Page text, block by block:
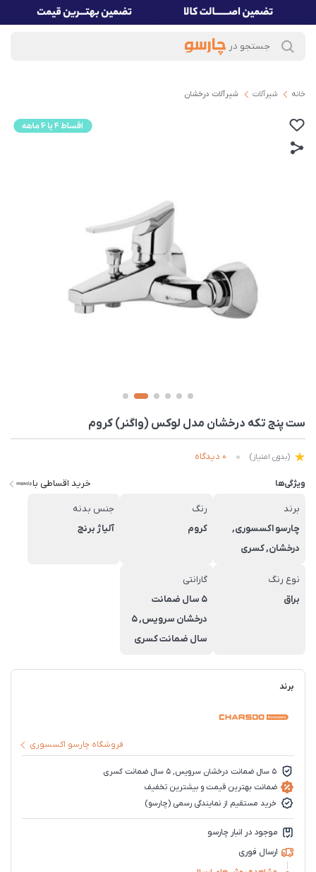
خانه شیرآلات شیرآلات درخشان
ست پنج تکه درخشان مدل لوکس (واگنر) کروم
(بدون امتیاز) 0 دیدگاه
ویژگی‌ها خرید اقساطی با
برند
چارسو اکسسوری,
درخشان, کسری
رنگ
کروم
جنس بدنه
آلیاژ برنج
نوع رنگ
براق
گارانتی
5 سال ضمانت
درخشان سرویس, 5
سال ضمانت کسری
برند
فروشگاه چارسو اکسسوری
5 سال ضمانت درخشان سرویس, 5 سال ضمانت کسری
ضمانت بهترین قیمت و بیشترین تخفیف
خرید مستقیم از نمایندگی رسمی (چارسو)
موجود در انبار چارسو
ارسال فوری